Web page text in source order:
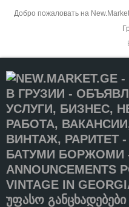
Добро пожаловать на